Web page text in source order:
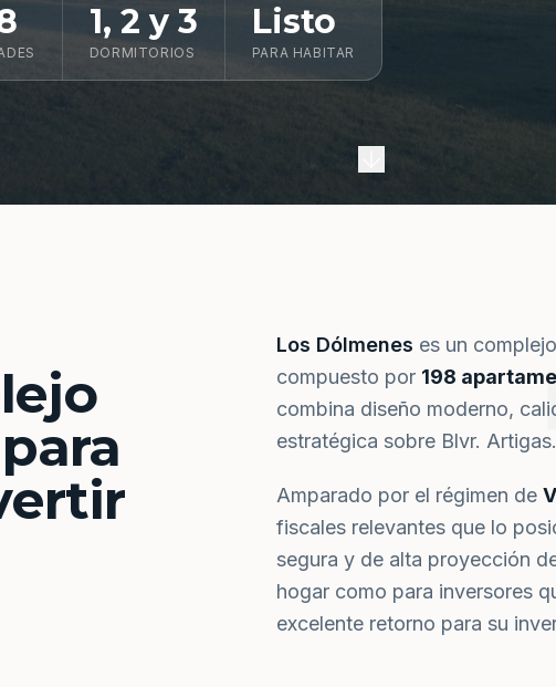
1, 2 y 3
DORMITORIOS
Listo
PARA HABITAR
Los Dólmenes es un
compuesto por 198
combina diseño moderno,
estratégica sobre Blvr. Artigas.
Amparado por el régimen de
fiscales relevantes que lo
segura y de alta proyección
hogar como para inversores
excelente retorno para su